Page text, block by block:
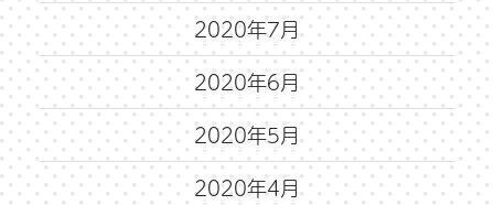
2020年7月
2020年6月
2020年5月
2020年4月